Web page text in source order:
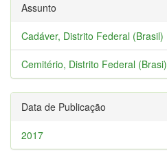
Assunto
Cadáver, Distrito Federal (Brasil)
Cemitério, Distrito Federal (Brasi)
Data de Publicação
2017